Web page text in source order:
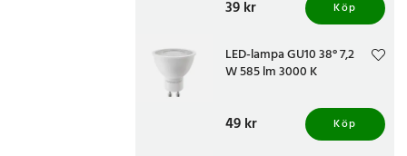
Pris:39 kr
39 kr Köp
LED-lampa GU10 38° 7,2
W 585 lm 3000 K
Pris:49 kr
49 kr Köp